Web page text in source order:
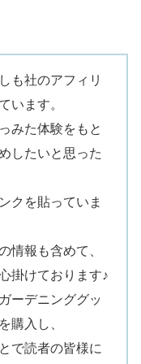
も社のアフィリ
います。
みた体験をもと
したいと思った
クを貼っていま
情報も含めて、
掛けております♪
ーデニンググッ
購入し、
で読者の皆様に